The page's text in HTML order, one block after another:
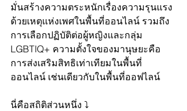
มั่นสร้างความตระหนักเรื่องความรุนแรง
ด้วยเหตุแห่งเพศในพื้นที่ออนไลน์ รวมถึง
การเลือกปฏิบัติต่อผู้หญิงและกลุ่ม
LGBTIQ+ ความตั้งใจของมานุษยะคือ
การส่งเสริมสิทธิเท่าเทียมในพื้นที่
ออนไลน์ เช่นเดียวกับในพื้นที่ออฟไลน์
นี่คือสถิติส่วนหนึ่ง ⤵️